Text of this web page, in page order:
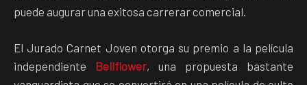
puede augurar una exitosa carrerar comercial.
El Jurado Carnet Joven otorga su premio a la película
independiente Bellflower, una propuesta bastante